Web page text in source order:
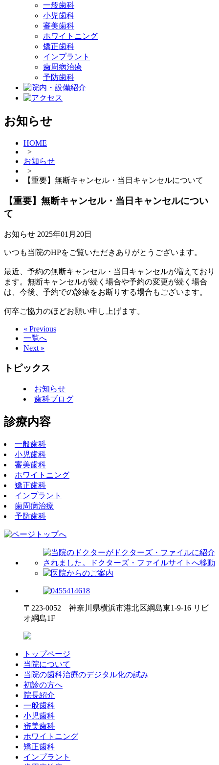
一般歯科
小児歯科
審美歯科
ホワイトニング
矯正歯科
インプラント
歯周病治療
予防歯科
お知らせ
HOME
>
お知らせ
>
【重要】無断キャンセル・当日キャンセルについて
【重要】無断キャンセル・当日キャンセルについ
て
お知らせ 2025年01月20日
いつも当院のHPをご覧いただきありがとうございます。
最近、予約の無断キャンセル・当日キャンセルが増えており
ます。無断キャンセルが続く場合や予約の変更が続く場合
は、今後、予約での診療をお断りする場合もございます。
何卒ご協力のほどお願い申し上げます。
« Previous
一覧へ
Next »
トピックス
お知らせ
歯科ブログ
診療内容
一般歯科
小児歯科
審美歯科
ホワイトニング
矯正歯科
インプラント
歯周病治療
予防歯科
〒223-0052 神奈川県横浜市港北区綱島東1-9-16 リビ
オ綱島1F
トップページ
当院について
当院の歯科治療のデジタル化の試み
初診の方へ
院長紹介
一般歯科
小児歯科
審美歯科
ホワイトニング
矯正歯科
インプラント